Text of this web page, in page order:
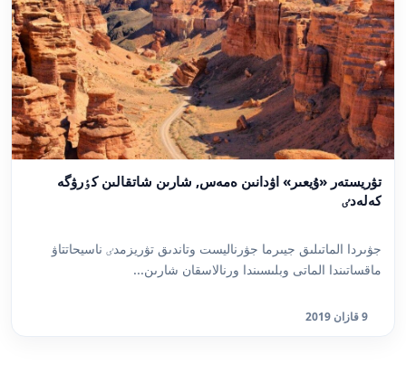
تۋريستەر «ۇيعىر» اۋدانىن ەمەس, شارىن شاتقالىن كٶرۋگە
كەلەدٸ
جۋىردا الماتىلىق جيىرما جۋرناليست وتاندىق تۋريزمدٸ ناسيحاتتاۋ
ماقساتىندا الماتى وبلىسىندا ورنالاسقان شارىن...
9 قازان 2019